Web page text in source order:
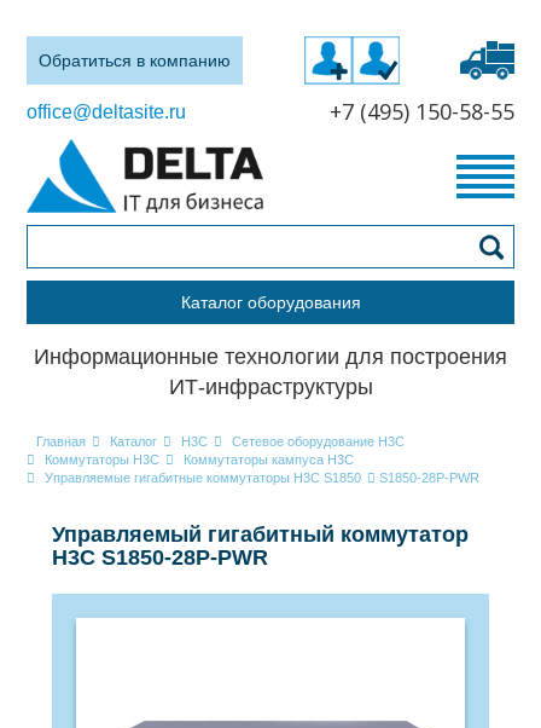
Обратиться в компанию
office@deltasite.ru +7 (495) 150-58-55
Каталог оборудования
Информационные технологии для построения
ИТ-инфраструктуры
Главная Каталог H3C
Сетевое оборудование H3C
Коммутаторы H3C
Коммутаторы кампуса H3C
Управляемые гигабитные коммутаторы H3C S1850
S1850-28P-PWR
Управляемый гигабитный коммутатор
H3C S1850-28P-PWR